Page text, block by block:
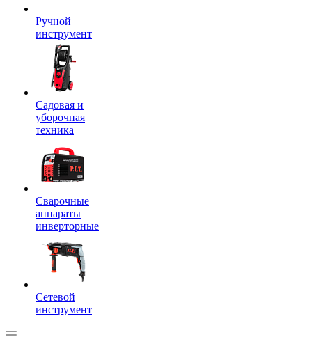
Ручной
инструмент
Садовая и
уборочная
техника
Сварочные
аппараты
инверторные
Сетевой
инструмент